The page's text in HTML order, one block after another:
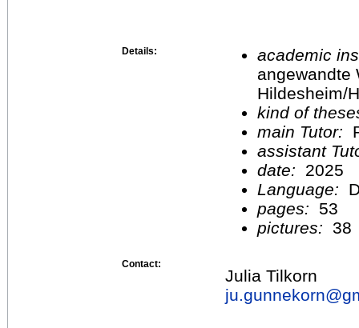
Details:
academic
angewandte
Hildesheim/
kind of
main Tutor:
assistant
date:
2025
Language:
pages:
53
pictures: 38
Contact:
Julia Tilkorn
ju.gunnekorn@